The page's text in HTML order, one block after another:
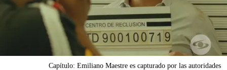
Capítulo: Emiliano Maestre es capturado por las autoridades